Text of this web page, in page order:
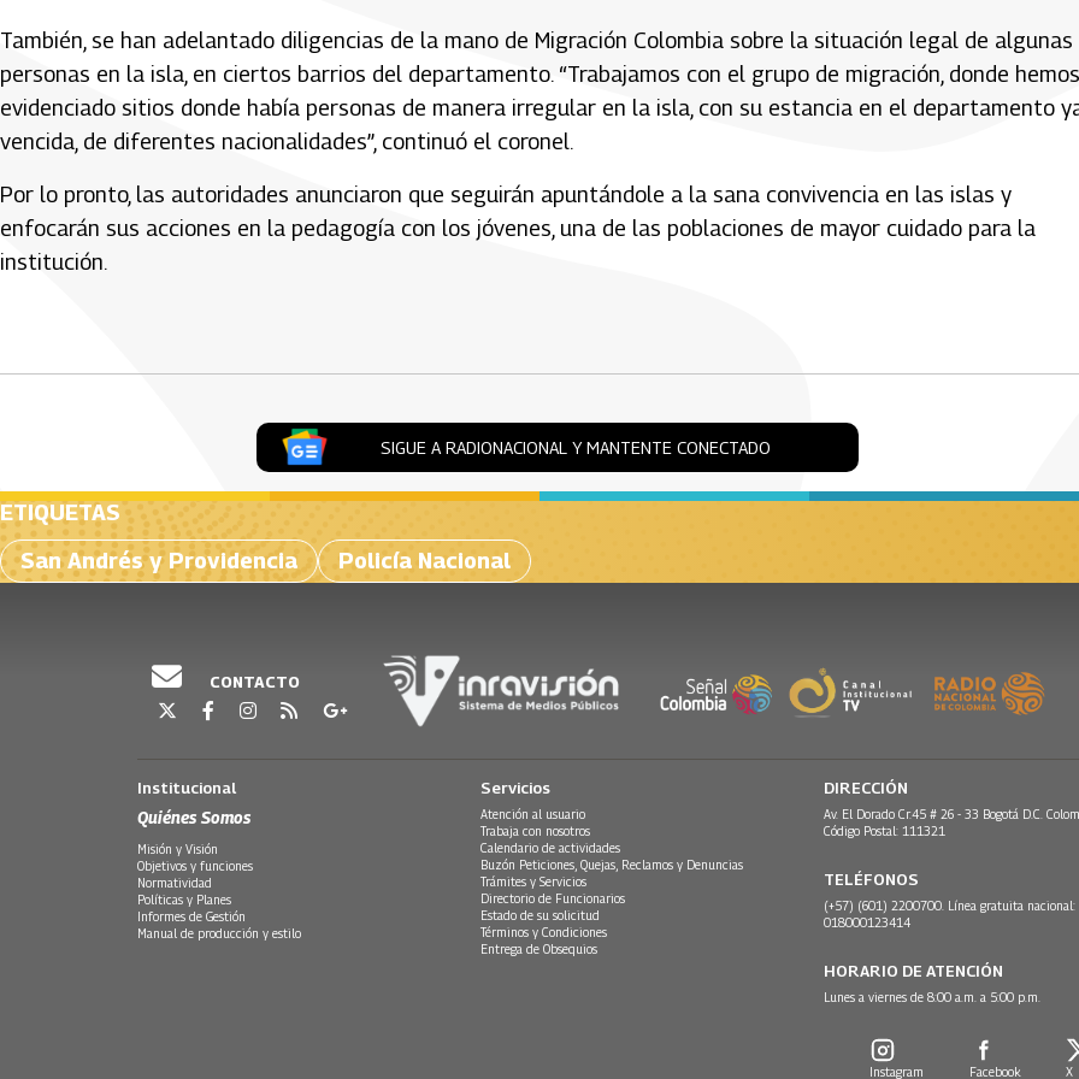
También, se han adelantado diligencias de la mano de Migración Colombia sobre la situación legal de algunas
personas en la isla, en ciertos barrios del departamento. “Trabajamos con el grupo de migración, donde hemos
evidenciado sitios donde había personas de manera irregular en la isla, con su estancia en el departamento
vencida, de diferentes nacionalidades”, continuó el coronel.
Por lo pronto, las autoridades anunciaron que seguirán apuntándole a la sana convivencia en las islas y
enfocarán sus acciones en la pedagogía con los jóvenes, una de las poblaciones de mayor cuidado para la
institución.
SIGUE A RADIONACIONAL Y MANTENTE CONECTADO
ETIQUETAS
San Andrés y Providencia
Policía Nacional
CONTACTO
Institucional
Quiénes Somos
Misión y Visión
Objetivos y funciones
Normatividad
Políticas y Planes
Informes de Gestión
Manual de producción y estilo
Servicios
Atención al usuario
Trabaja con nosotros
Calendario de actividades
Buzón Peticiones, Quejas, Reclamos y Denuncias
Trámites y Servicios
Directorio de Funcionarios
Estado de su solicitud
Términos y Condiciones
Entrega de Obsequios
DIRECCIÓN
Av. El Dorado Cr.45 # 26 - 33 Bogotá D.C.
Código Postal: 111321
TELÉFONOS
(+57) (601) 2200700. Línea gratuita nacional:
018000123414
HORARIO DE ATENCIÓN
Lunes a viernes de 8:00 a.m. a 5:00 p.m.
Instagram Facebook X